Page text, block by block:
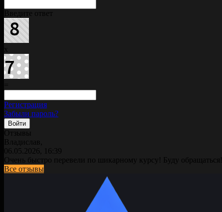
Введите ответ
x
Регистрация
Забыли пароль?
Отзывы
Владислав,
06.05.2026, 16:39
Очень быстро перевели по шикарному курсу! Буду обращаться!
Все отзывы